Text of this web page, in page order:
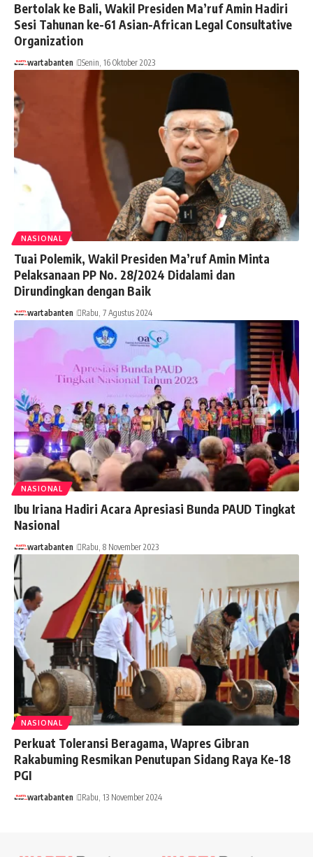
Bertolak ke Bali, Wakil Presiden Ma’ruf Amin Hadiri
Sesi Tahunan ke-61 Asian-African Legal Consultative
Organization
wartabanten Senin, 16 Oktober 2023
NASIONAL
Tuai Polemik, Wakil Presiden Ma’ruf Amin Minta
Pelaksanaan PP No. 28/2024 Didalami dan
Dirundingkan dengan Baik
wartabanten Rabu, 7 Agustus 2024
NASIONAL
Ibu Iriana Hadiri Acara Apresiasi Bunda PAUD Tingkat
Nasional
wartabanten Rabu, 8 November 2023
NASIONAL
Perkuat Toleransi Beragama, Wapres Gibran
Rakabuming Resmikan Penutupan Sidang Raya Ke-18
PGI
wartabanten Rabu, 13 November 2024